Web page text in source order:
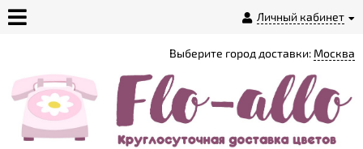
Личный кабинет
магазине
Доставка
Выберите город доставки: Москва